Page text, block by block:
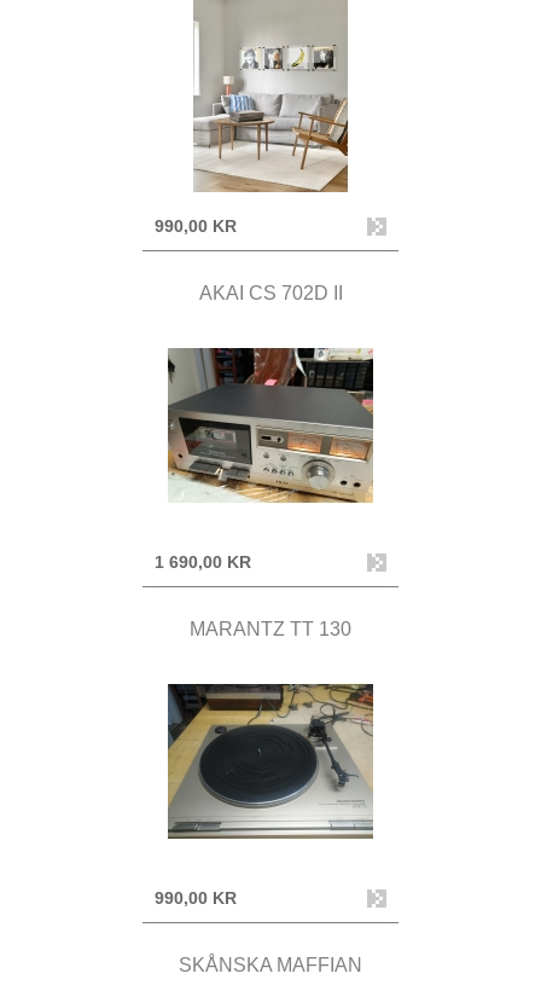
990,00 KR
AKAI CS 702D II
1 690,00 KR
MARANTZ TT 130
990,00 KR
SKÅNSKA MAFFIAN